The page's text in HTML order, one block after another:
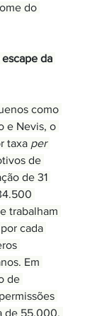
do
da
como
e Nevis, o
taxa per
de
de 31
trabalham
cada
Em
de
de 55.000,